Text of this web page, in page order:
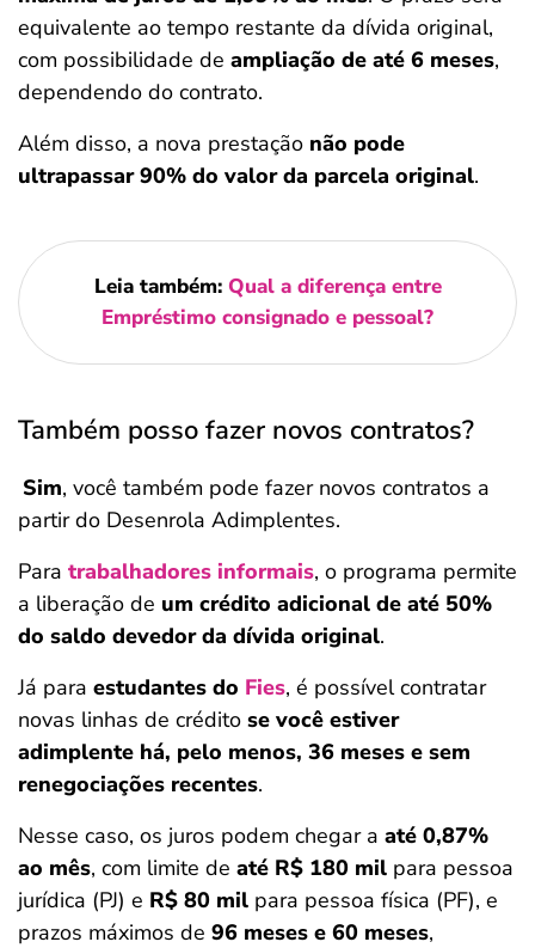
equivalente ao tempo restante da dívida original,
com possibilidade de ampliação de até 6 meses,
dependendo do contrato.
Além disso, a nova prestação não pode
ultrapassar 90% do valor da parcela original.
Leia também: Qual a diferença entre
Empréstimo consignado e pessoal?
Também posso fazer novos contratos?
Sim, você também pode fazer novos contratos a
partir do Desenrola Adimplentes.
Para trabalhadores informais, o programa permite
a liberação de um crédito adicional de até 50%
do saldo devedor da dívida original.
Já para estudantes do Fies, é possível contratar
novas linhas de crédito se você estiver
adimplente há, pelo menos, 36 meses e sem
renegociações recentes.
Nesse caso, os juros podem chegar a até 0,87%
ao mês, com limite de até R$ 180 mil para pessoa
jurídica (PJ) e R$ 80 mil para pessoa física (PF), e
prazos máximos de 96 meses e 60 meses,